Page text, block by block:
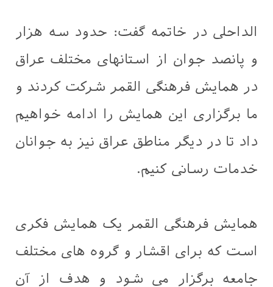
الداحلی در خاتمه گفت: حدود سه هزار
و پانصد جوان از استانهای مختلف عراق
در همایش فرهنگی القمر شرکت کردند و
ما برگزاری این همایش را ادامه خواهیم
داد تا در دیگر مناطق عراق نیز به جوانان
خدمات رسانی کنیم.
همایش فرهنگی القمر یک همایش فکری
است که برای اقشار و گروه های مختلف
جامعه برگزار می شود و هدف از آن